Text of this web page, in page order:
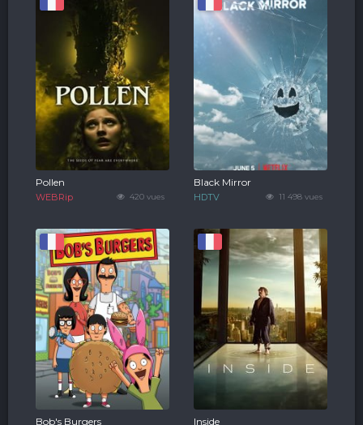
420 vues
Pollen
WEBRip 11 498 vues
Black Mirror
HDTV
Bob's Burgers Inside